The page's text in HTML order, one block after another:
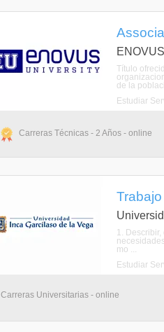
Título
de la
Estudiar
Carreras Técnicas - 2 Años - online
1.
mo ...
Estudiar
Carreras Universitarias - online